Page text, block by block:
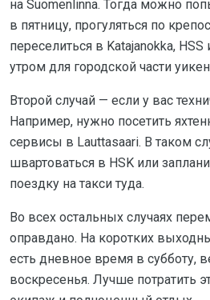
на Suomenlinna. Тогда можно
в пятницу, прогуляться по
переселиться в Katajanokka,
утром для городской части
Второй случай — если у вас
Например, нужно посетить
сервисы в Lauttasaari. В таком
швартоваться в HSK или
поездку на такси туда.
Во всех остальных случаях
оправдано. На коротких
есть дневное время в субботу,
воскресенья. Лучше потратить